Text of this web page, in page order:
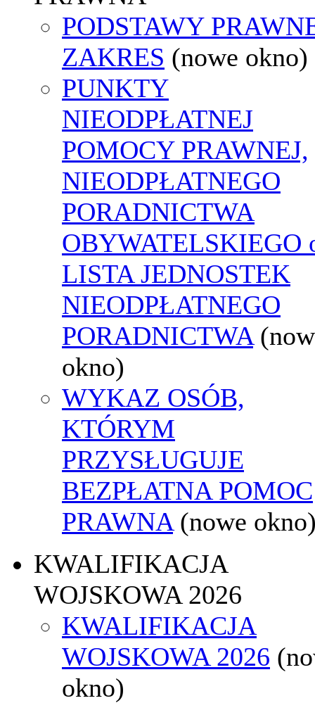
PODSTAWY
ZAKRES (nowe okno)
PUNKTY
NIEODPŁATNEJ
POMOCY PRAWNEJ,
NIEODPŁATNEGO
PORADNICTWA
OBYWATELSKIEGO
LISTA JEDNOSTEK
NIEODPŁATNEGO
PORADNICTWA
okno)
WYKAZ OSÓB,
KTÓRYM
PRZYSŁUGUJE
BEZPŁATNA POMOC
PRAWNA (nowe
KWALIFIKACJA
WOJSKOWA 2026
KWALIFIKACJA
WOJSKOWA 2026
okno)